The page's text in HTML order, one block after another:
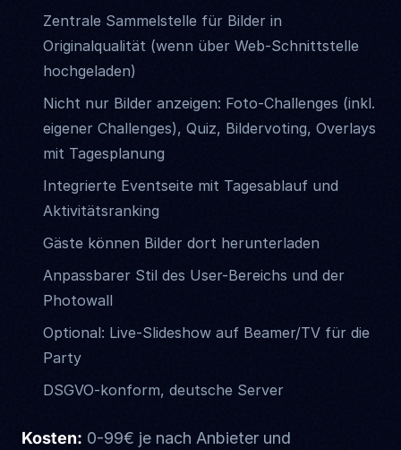
Zentrale Sammelstelle für Bilder in
Originalqualität (wenn über Web-Schnittstelle
hochgeladen)
Nicht nur Bilder anzeigen: Foto-Challenges (inkl.
eigener Challenges), Quiz, Bildervoting, Overlays
mit Tagesplanung
Integrierte Eventseite mit Tagesablauf und
Aktivitätsranking
Gäste können Bilder dort herunterladen
Anpassbarer Stil des User-Bereichs und der
Photowall
Optional: Live-Slideshow auf Beamer/TV für die
Party
DSGVO-konform, deutsche Server
Kosten: 0-99€ je nach Anbieter und